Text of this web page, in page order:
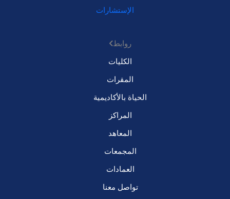
الإستشارات
روابط
الكليات
المقرات
الحياة بالأكاديمية
المراكز
المعاهد
المجمعات
العمادات
تواصل معنا